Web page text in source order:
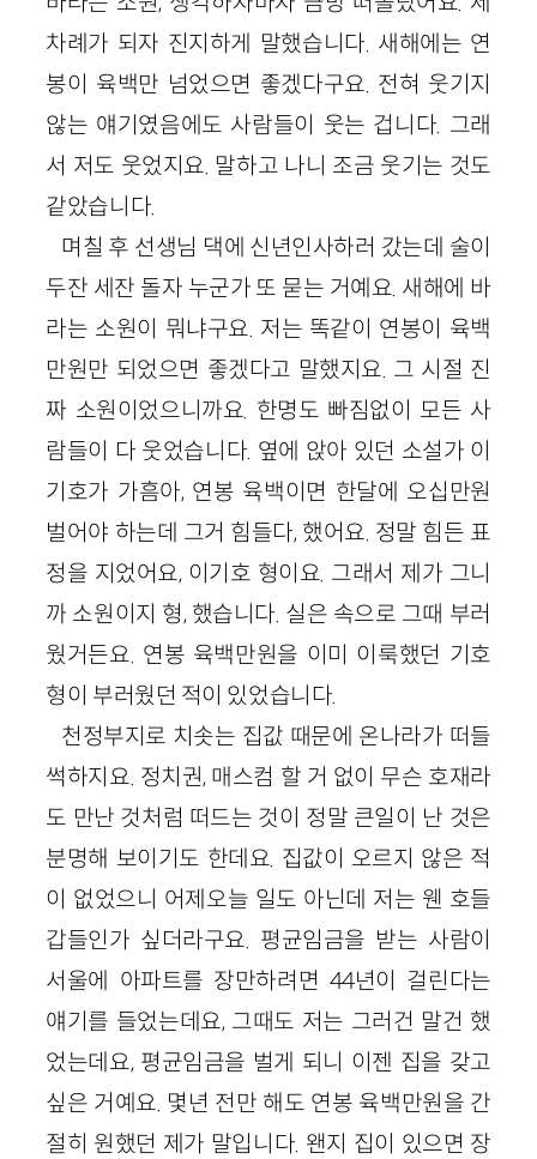
차례가 되자 진지하게 말했습니다. 새해에는 연
봉이 육백만 넘었으면 좋겠다구요. 전혀 웃기지
않는 얘기였음에도 사람들이 웃는 겁니다. 그래
서 저도 웃었지요. 말하고 나니 조금 웃기는 것도
같았습니다.
며칠 후 선생님 댁에 신년인사하러 갔는데 술이
두잔 세잔 돌자 누군가 또 묻는 거예요. 새해에 바
라는 소원이 뭐냐구요. 저는 똑같이 연봉이 육백
만원만 되었으면 좋겠다고 말했지요. 그 시절 진
짜 소원이었으니까요. 한명도 빠짐없이 모든 사
람들이 다 웃었습니다. 옆에 앉아 있던 소설가 이
기호가 가흠아, 연봉 육백이면 한달에 오십만원
벌어야 하는데 그거 힘들다, 했어요. 정말 힘든 표
정을 지었어요, 이기호 형이요. 그래서 제가 그니
까 소원이지 형, 했습니다. 실은 속으로 그때 부러
웠거든요. 연봉 육백만원을 이미 이룩했던 기호
형이 부러웠던 적이 있었습니다.
천정부지로 치솟는 집값 때문에 온나라가 떠들
썩하지요. 정치권, 매스컴 할 거 없이 무슨 호재라
도 만난 것처럼 떠드는 것이 정말 큰일이 난 것은
분명해 보이기도 한데요. 집값이 오르지 않은 적
이 없었으니 어제오늘 일도 아닌데 저는 웬 호들
갑들인가 싶더라구요. 평균임금을 받는 사람이
서울에 아파트를 장만하려면 44년이 걸린다는
얘기를 들었는데요, 그때도 저는 그러건 말건 했
었는데요, 평균임금을 벌게 되니 이젠 집을 갖고
싶은 거예요. 몇년 전만 해도 연봉 육백만원을 간
절히 원했던 제가 말입니다. 왠지 집이 있으면 장